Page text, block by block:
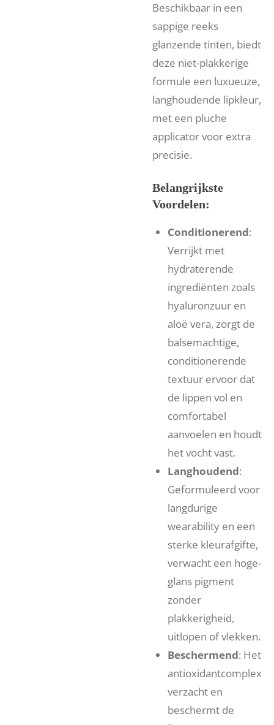
Beschikbaar in een
sappige reeks
glanzende tinten, biedt
deze niet-plakkerige
formule een luxueuze,
langhoudende lipkleur,
met een pluche
applicator voor extra
precisie.
Belangrijkste
Voordelen:
Conditionerend:
Verrijkt met
hydraterende
ingrediënten zoals
hyaluronzuur en
aloë vera, zorgt de
balsemachtige,
conditionerende
textuur ervoor dat
de lippen vol en
comfortabel
aanvoelen en houdt
het vocht vast.
Langhoudend:
Geformuleerd voor
langdurige
wearability en een
sterke kleurafgifte,
verwacht een hoge-
glans pigment
zonder
plakkerigheid,
uitlopen of vlekken.
Beschermend: Het
antioxidantcomplex
verzacht en
beschermt de